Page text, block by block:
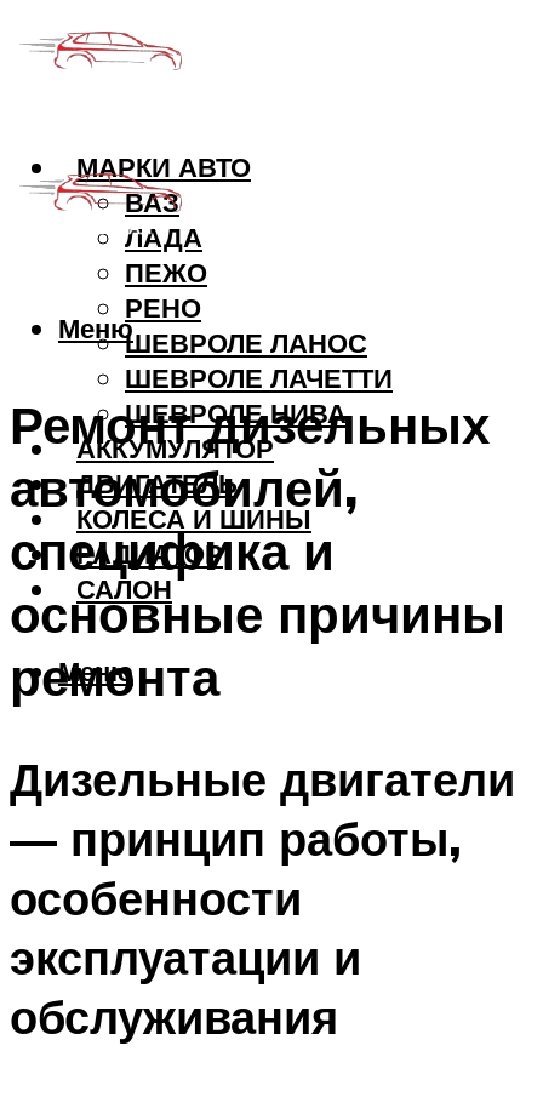
МАРКИ АВТО
ВАЗ
ЛАДА
ПЕЖО
РЕНО
ШЕВРОЛЕ ЛАНОС
ШЕВРОЛЕ ЛАЧЕТТИ
ШЕВРОЛЕ НИВА
АККУМУЛЯТОР
ДВИГАТЕЛЬ
КОЛЕСА И ШИНЫ
РАДИАТОР
САЛОН
Меню
Меню
Ремонт дизельных
автомобилей,
специфика и
основные причины
ремонта
Дизельные двигатели
— принцип работы,
особенности
эксплуатации и
обслуживания